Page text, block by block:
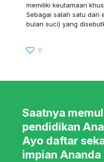
memiliki keutamaan
Sebagai salah satu dari
bulan suci) yang
0
Saatnya
pendidikan
Ayo daftar
impian